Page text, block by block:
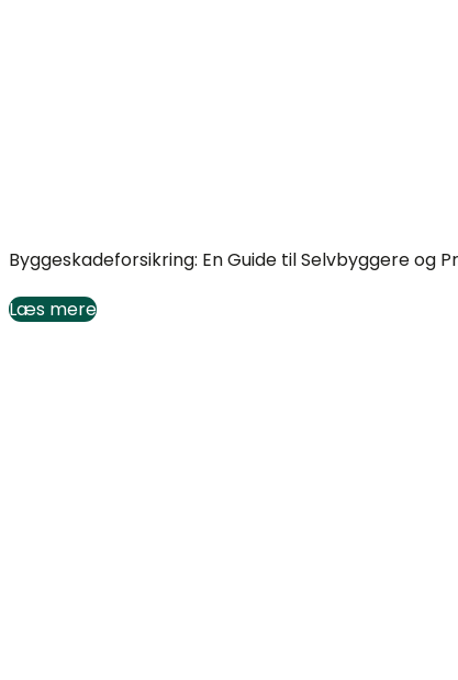
Byggeskadeforsikring: En Guide til Selvbyggere
Læs mere